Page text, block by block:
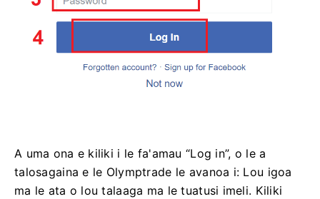
A uma ona e kiliki i le fa'amau “Log in”, o le a
talosagaina e le Olymptrade le avanoa i: Lou igoa
ma le ata o lou talaaga ma le tuatusi imeli. Kiliki